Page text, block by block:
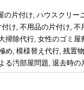
の片付け, ハウスクリー
け, 不用品の片付け, 不
掃除代行, 女性のゴミ屋
め, 模様替え代行, 残置
る汚部屋問題, 退去時の